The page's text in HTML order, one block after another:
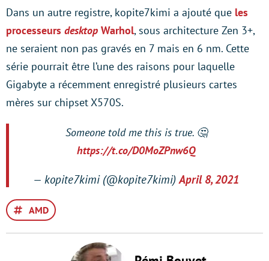
Dans un autre registre, kopite7kimi a ajouté que les
processeurs desktop Warhol, sous architecture Zen 3+,
ne seraient non pas gravés en 7 mais en 6 nm. Cette
série pourrait être l’une des raisons pour laquelle
Gigabyte a récemment enregistré plusieurs cartes
mères sur chipset X570S.
Someone told me this is true. 🤔
https://t.co/D0MoZPnw6Q
— kopite7kimi (@kopite7kimi)April 8, 2021
AMD